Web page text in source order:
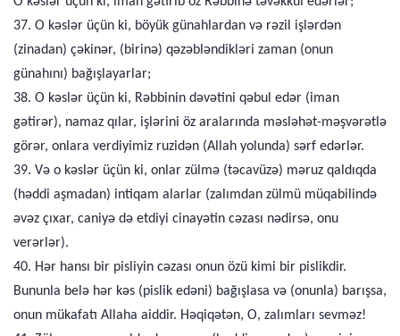
37. O kəslər üçün ki, böyük günahlardan və rəzil işlərdən
(zinadan) çəkinər, (birinə) qəzəbləndikləri zaman (onun
günahını) bağışlayarlar;
38. O kəslər üçün ki, Rəbbinin dəvətini qəbul edər (iman
gətirər), namaz qılar, işlərini öz aralarında məsləhət-məşvərətlə
görər, onlara verdiyimiz ruzidən (Allah yolunda) sərf edərlər.
39. Və o kəslər üçün ki, onlar zülmə (təcavüzə) məruz qaldıqda
(həddi aşmadan) intiqam alarlar (zalımdan zülmü müqabilində
əvəz çıxar, caniyə də etdiyi cinayətin cəzası nədirsə, onu
verərlər).
40. Hər hansı bir pisliyin cəzası onun özü kimi bir pislikdir.
Bununla belə hər kəs (pislik edəni) bağışlasa və (onunla) barışsa,
onun mükafatı Allaha aiddir. Həqiqətən, O, zalımları sevməz!